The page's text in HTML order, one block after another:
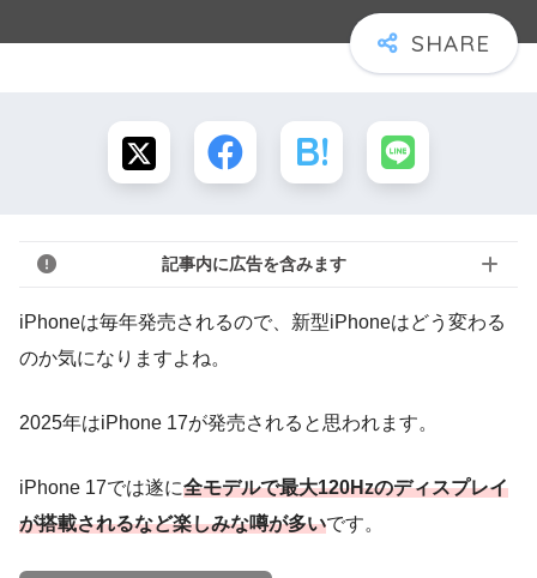
記事内に広告を含みます
iPhoneは毎年発売されるので、新型iPhoneはどう変わる
のか気になりますよね。
2025年はiPhone 17が発売されると思われます。
iPhone 17では遂に全モデルで最大120Hzのディスプレイ
が搭載されるなど楽しみな噂が多いです。